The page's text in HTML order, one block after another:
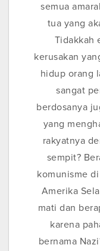
semua
tua yang
Tidakkah
kerusakan
hidup orang
sangat
berdosanya
yang
rakyatnya
sempit?
komunisme
Amerika
mati dan
karena
bernama